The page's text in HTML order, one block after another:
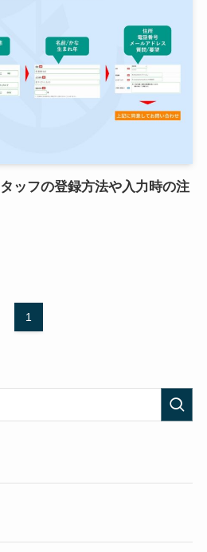
ッフの登録方法や入力時の注
1